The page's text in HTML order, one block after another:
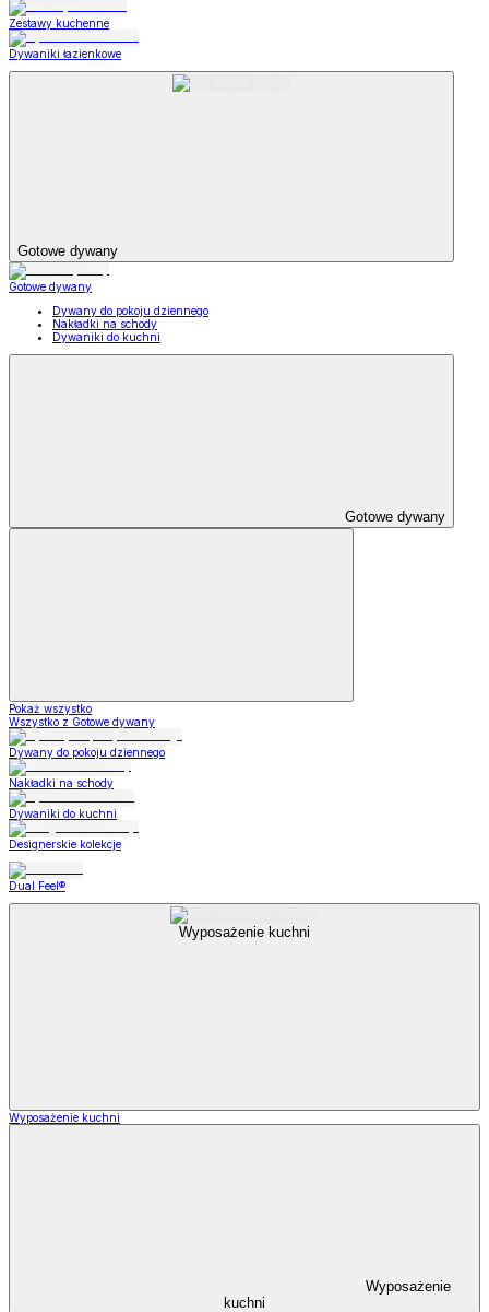
Zestawy kuchenne
Dywaniki łazienkowe
Gotowe dywany
Gotowe dywany
Dywany do pokoju dziennego
Nakładki na schody
Dywaniki do kuchni
Gotowe dywany
Pokaż wszystko
Wszystko z Gotowe dywany
Dywany do pokoju dziennego
Nakładki na schody
Dywaniki do kuchni
Designerskie kolekcje
Dual Feel®
Wyposażenie kuchni
Wyposażenie kuchni
Wyposażenie
kuchni